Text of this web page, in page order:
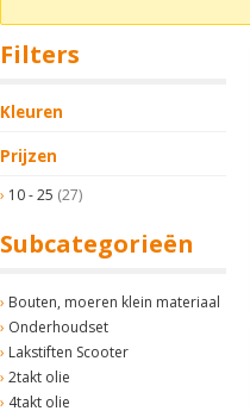
Filters
Kleuren
Prijzen
10 - 25 (27)
Subcategorieën
Bouten, moeren klein materiaal
Onderhoudset
Lakstiften Scooter
2takt olie
4takt olie